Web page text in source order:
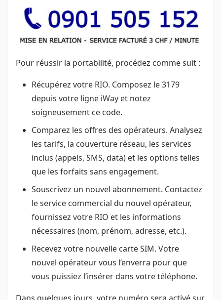
Pour réussir la portabilité, procédez comme suit :
Récupérez votre RIO. Composez le 3179
depuis votre ligne iWay et notez
soigneusement ce code.
Comparez les offres des opérateurs. Analysez
les tarifs, la couverture réseau, les services
inclus (appels, SMS, data) et les options telles
que les forfaits sans engagement.
Souscrivez un nouvel abonnement. Contactez
le service commercial du nouvel opérateur,
fournissez votre RIO et les informations
nécessaires (nom, prénom, adresse, etc.).
Recevez votre nouvelle carte SIM. Votre
nouvel opérateur vous l’enverra pour que
vous puissiez l’insérer dans votre téléphone.